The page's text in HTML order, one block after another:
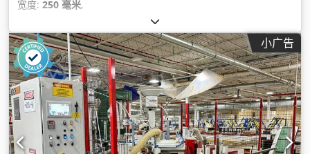
宽度: 250 毫米,
小广告